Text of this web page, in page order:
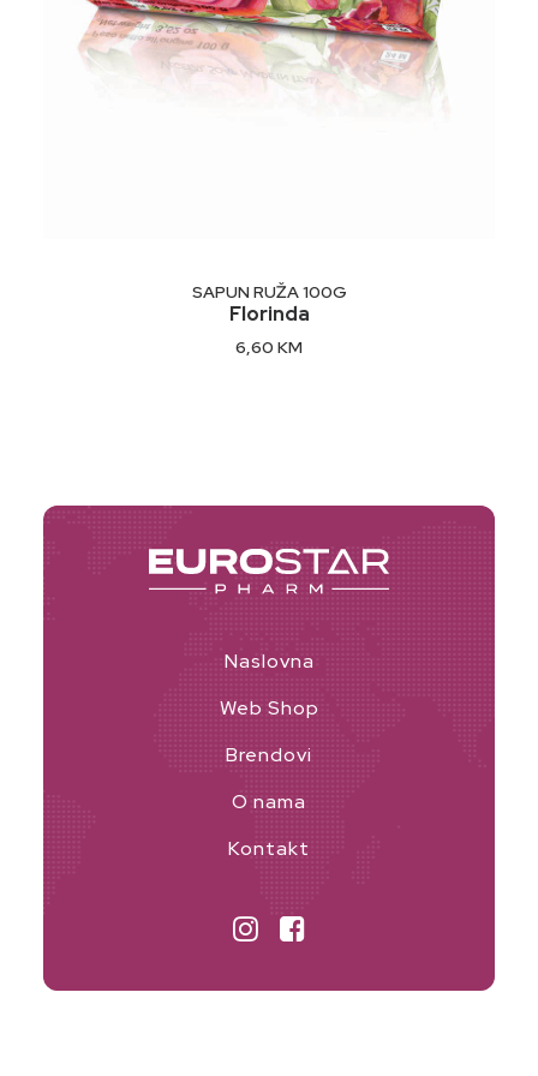
DODAJ U KORPU
SAPUN RUŽA 100G
Florinda
6,60 KM
Naslovna
Web Shop
Brendovi
O nama
Kontakt